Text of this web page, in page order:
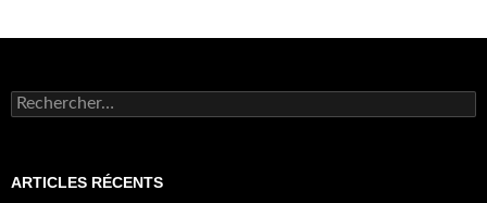
Rechercher :
ARTICLES RÉCENTS